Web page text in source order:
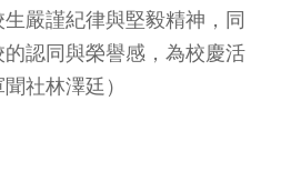
嚴謹紀律與堅毅精神，同
認同與榮譽感，為校慶活
社林澤廷）